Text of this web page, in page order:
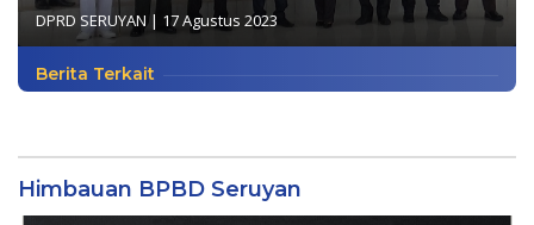
DPRD SERUYAN| 17 Agustus 2023
Berita Terkait
Himbauan BPBD Seruyan